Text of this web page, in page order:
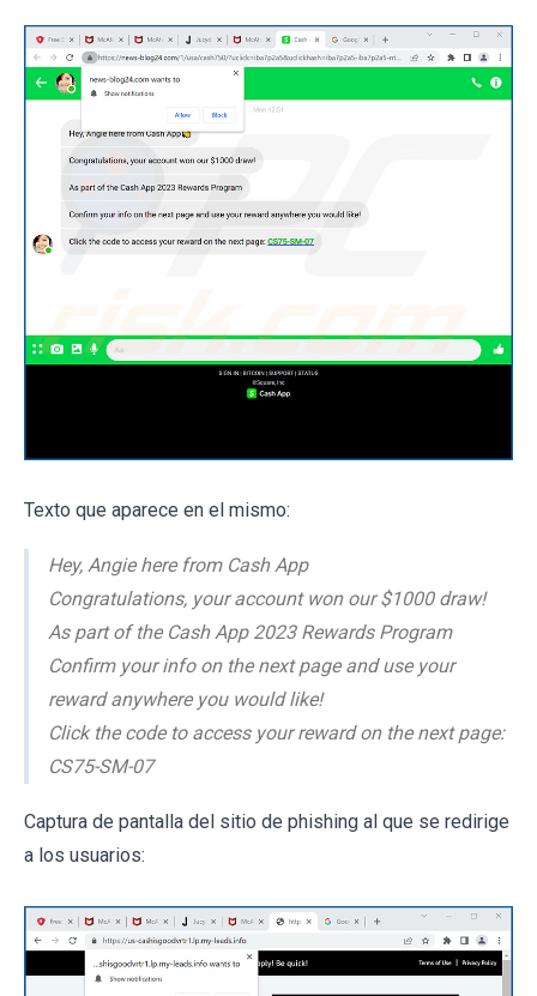
Texto que aparece en el mismo:
Hey, Angie here from Cash App
Congratulations, your account won our $1000 draw!
As part of the Cash App 2023 Rewards Program
Confirm your info on the next page and use your
reward anywhere you would like!
Click the code to access your reward on the next page:
CS75-SM-07
Captura de pantalla del sitio de phishing al que se redirige
a los usuarios: